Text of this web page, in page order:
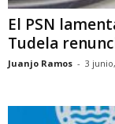
El PSN
Tudela
Juanjo Ramos - 3